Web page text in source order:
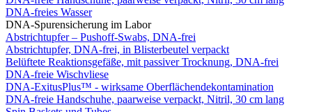
DNA-freies Wasser
DNA-Spurensicherung im Labor
Abstrichtupfer – Pushoff-Swabs, DNA-frei
Abstrichtupfer, DNA-frei, in Blisterbeutel verpackt
Belüftete Reaktionsgefäße, mit passiver Trocknung, DNA-frei
DNA-freie Wischvliese
DNA-ExitusPlus™ - wirksame Oberflächendekontamination
DNA-freie Handschuhe, paarweise verpackt, Nitril, 30 cm lang